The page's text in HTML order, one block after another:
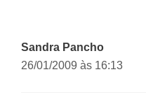
Sandra Pancho
26/01/2009 às 16:13